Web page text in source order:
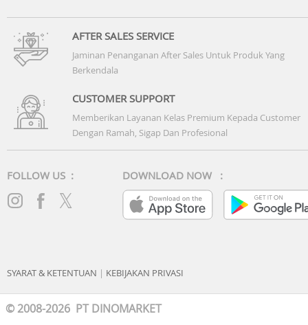
AFTER SALES SERVICE
Jaminan Penanganan After Sales Untuk Produk Yang
Berkendala
CUSTOMER SUPPORT
Memberikan Layanan Kelas Premium Kepada Customer
Dengan Ramah, Sigap Dan Profesional
FOLLOW US : DOWNLOAD NOW :
SYARAT & KETENTUAN | KEBIJAKAN PRIVASI
© 2008-2026 PT DINOMARKET